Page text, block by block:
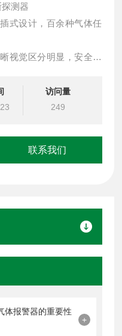
测器
式设计，百余种气体任
视觉区分明显，安全隐
组，可直接替换，无需
访问量
249
联系我们
体报警器的重要性
+